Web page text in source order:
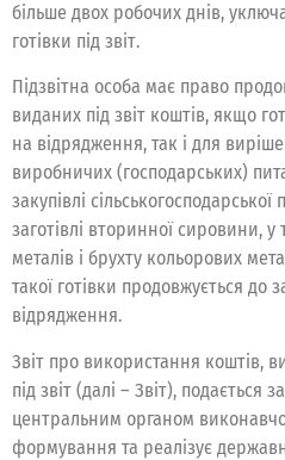
більше двох робочих днів,
готівки під звіт.
Підзвітна особа має право
виданих під звіт коштів, якщо
на відрядження, так і для
виробничих (господарських)
закупівлі
заготівлі вторинної сировини,
металів і брухту кольорових
такої готівки продовжується до
відрядження.
Звіт про використання коштів,
під звіт (далі – Звіт),
центральним органом
формування та реалізує